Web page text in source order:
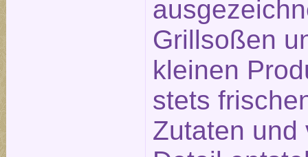
Grillsoßen
kleinen
stets
Zutaten und